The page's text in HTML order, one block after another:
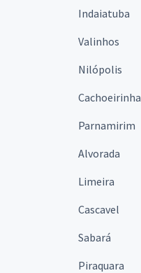
Indaiatuba
Valinhos
Nilópolis
Cachoeirinha
Parnamirim
Alvorada
Limeira
Cascavel
Sabará
Piraquara